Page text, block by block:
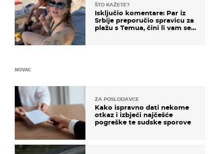
ŠTO KAŽETE?
Isključio komentare: Par iz
Srbije preporučio spravicu za
plažu s Temua, čini li vam se
NOVAC
ZA POSLODAVCE
Kako ispravno dati nekome
otkaz i izbjeći najčešće
pogreške te sudske sporove